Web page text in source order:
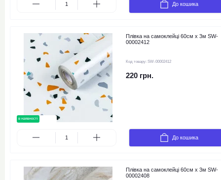
До кошика
в наявності
Плівка на самоклейці 60см х 3м SW-
00002412
Код товару: SW-00002412
220 грн.
До кошика
Плівка на самоклейці 60см х 3м SW-
00002408